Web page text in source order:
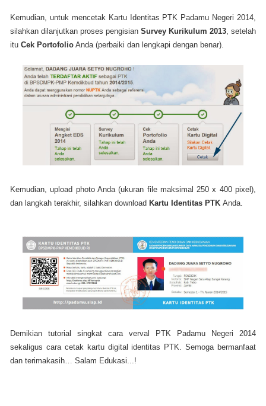
Kemudian, untuk mencetak Kartu Identitas PTK Padamu Negeri 2014,
silahkan dilanjutkan proses pengisian Survey Kurikulum 2013 , setelah
itu Cek Portofolio Anda (perbaiki dan lengkapi dengan benar).
Kemudian, upload photo Anda (ukuran file maksimal 250 x 400 pixel),
dan langkah terakhir, silahkan download Kartu Identitas PTK Anda.
Demikian tutorial singkat cara verval PTK Padamu Negeri 2014
sekaligus cara cetak kartu digital identitas PTK. Semoga bermanfaat
dan terimakasih… Salam Edukasi...!